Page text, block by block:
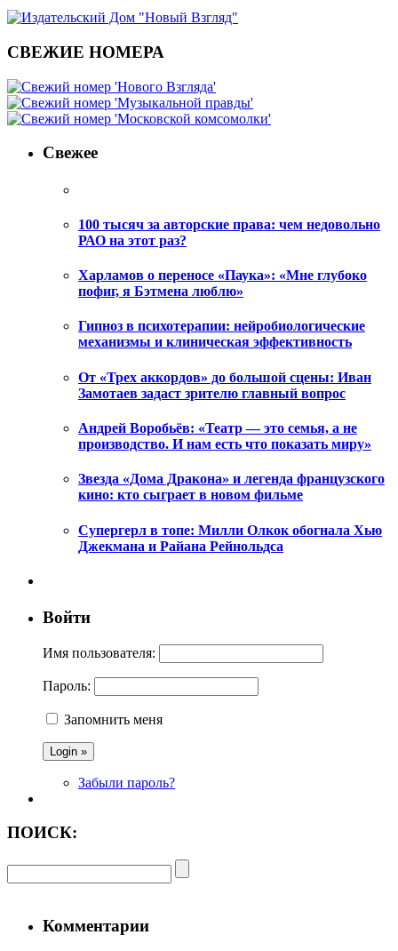
СВЕЖИЕ НОМЕРА
Свежее
100 тысяч за авторские права: чем недовольно
РАО на этот раз?
Харламов о переносе «Паука»: «Мне глубоко
пофиг, я Бэтмена люблю»
Гипноз в психотерапии: нейробиологические
механизмы и клиническая эффективность
От «Трех аккордов» до большой сцены: Иван
Замотаев задаст зрителю главный вопрос
Андрей Воробьёв: «Театр — это семья, а не
производство. И нам есть что показать миру»
Звезда «Дома Дракона» и легенда французского
кино: кто сыграет в новом фильме
Супергерл в топе: Милли Олкок обогнала Хью
Джекмана и Райана Рейнольдса
Войти
Имя пользователя:
Пароль:
Запомнить меня
Забыли пароль?
ПОИСК:
Комментарии